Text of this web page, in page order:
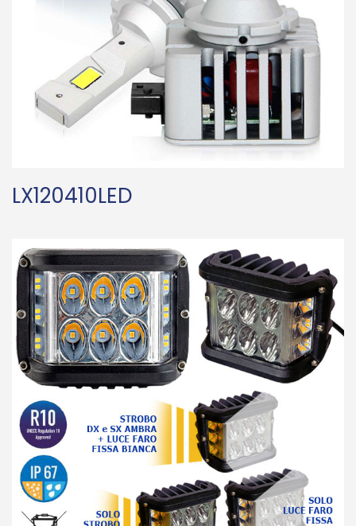
LX120410LED